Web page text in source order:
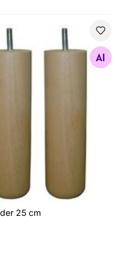
Silinder 25 cm
25 cm